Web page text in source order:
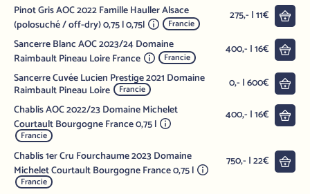
Pinot Gris AOC 2022 Famille Hauller Alsace
(polosuché / off-dry) 0,75 l 0,75l
Francie
275,- | 11€
Sancerre Blanc AOC 2023/24 Domaine
Raimbault Pineau Loire France
Francie
400,- | 16€
Sancerre Cuvée Lucien Prestige 2021 Domaine
Raimbault Pineau Loire Francie 0,- | 600€
Chablis AOC 2022/23 Domaine Michelet
Courtault Bourgogne France 0,75 l
Francie
400,- | 16€
Chablis 1er Cru Fourchaume 2023 Domaine
Michelet Courtault Bourgogne France 0,75 l
Francie
750,- | 22€